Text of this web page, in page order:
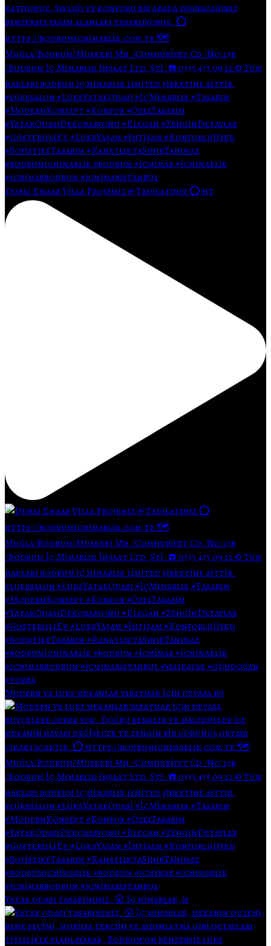
Dubai Emaar Villa Projemiz & Tadilatımız ⭕ ht
Modern ve lüks mekanlar yaratmak için devasa bü
Yatak odası tasarımımız. 😲 İç mimarlar, m